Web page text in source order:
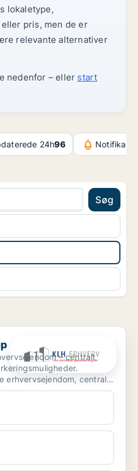
lokaletype,
pris, men de er
relevante alternativer
nedenfor – eller start
24h96
Søg
– centralt
erhvervsejendom, centralt